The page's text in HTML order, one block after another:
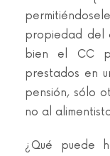
propiedad del
bien el CC
prestados en
pensión, sólo
no al
¿Qué puede